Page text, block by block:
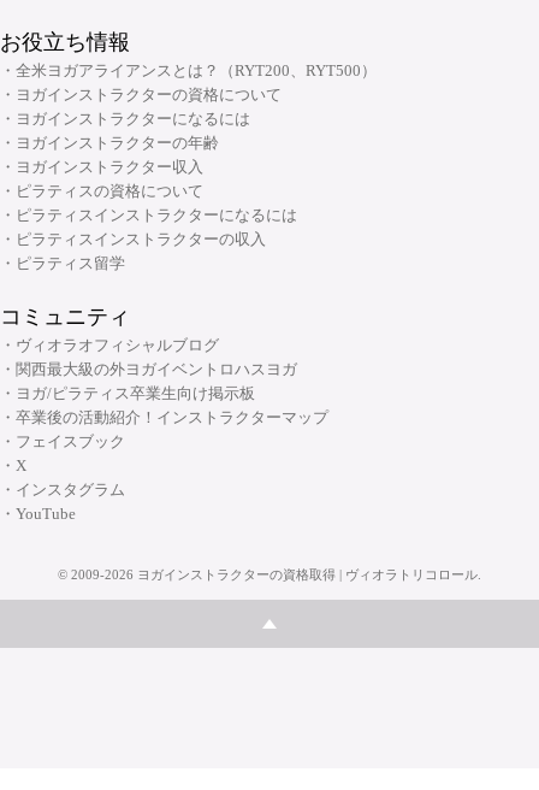
お役立ち情報
・全米ヨガアライアンスとは？（RYT200、RYT500）
・ヨガインストラクターの資格について
・ヨガインストラクターになるには
・ヨガインストラクターの年齢
・ヨガインストラクター収入
・ピラティスの資格について
・ピラティスインストラクターになるには
・ピラティスインストラクターの収入
・ピラティス留学
コミュニティ
・ヴィオラオフィシャルブログ
・関西最大級の外ヨガイベントロハスヨガ
・ヨガ/ピラティス卒業生向け掲示板
・卒業後の活動紹介！インストラクターマップ
・フェイスブック
・X
・インスタグラム
・YouTube
© 2009-2026 ヨガインストラクターの資格取得 | ヴィオラトリコロール